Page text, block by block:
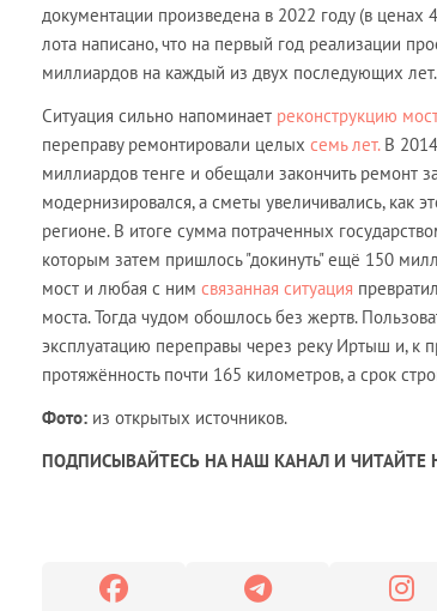
документации произведена в 2022 году (в ценах
лота написано, что на первый год реализации
миллиардов на каждый из двух последующих лет.
Ситуация сильно напоминает реконструкцию
переправу ремонтировали целых семь лет.В 2014
миллиардов тенге и обещали закончить ремонт
модернизировался, а сметы увеличивались, как
регионе. В итоге сумма потраченных
которым затем пришлось "докинуть" ещё 150
мост и любая с ним связанная ситуация
моста. Тогда чудом обошлось без жертв.
эксплуатацию переправы через реку Иртыш и, к
протяжённость почти 165 километров, а срок
Фото: из открытых источников.
ПОДПИСЫВАЙТЕСЬ НА НАШ КАНАЛ И ЧИТАЙТЕ